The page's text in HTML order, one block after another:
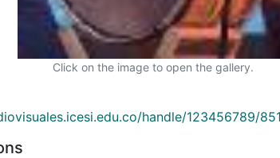
Click on the image to open the gallery.
handle/123456789/